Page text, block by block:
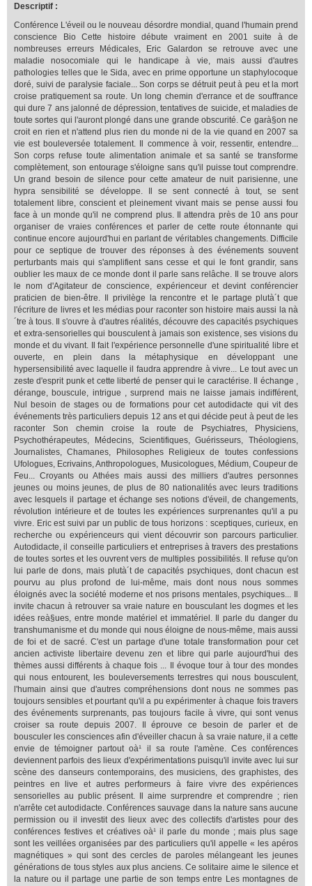
Descriptif :
Conférence L'éveil ou le nouveau désordre mondial, quand l'humain prend
conscience Bio Cette histoire débute vraiment en 2001 suite à de
nombreuses erreurs Médicales, Eric Galardon se retrouve avec une
maladie nosocomiale qui le handicape à vie, mais aussi d'autres
pathologies telles que le Sida, avec en prime opportune un staphylocoque
doré, suivi de paralysie faciale... Son corps se détruit peut à peu et la mort
croise pratiquement sa route. Un long chemin d'errance et de souffrance
qui dure 7 ans jalonné de dépression, tentatives de suicide, et maladies de
toute sortes qui l'auront plongé dans une grande obscurité. Ce garà§on ne
croit en rien et n'attend plus rien du monde ni de la vie quand en 2007 sa
vie est bouleversée totalement. Il commence à voir, ressentir, entendre...
Son corps refuse toute alimentation animale et sa santé se transforme
complètement, son entourage s'éloigne sans qu'il puisse tout comprendre.
Un grand besoin de silence pour cette amateur de nuit parisienne, une
hypra sensibilité se développe. Il se sent connecté à tout, se sent
totalement libre, conscient et pleinement vivant mais se pense aussi fou
face à un monde qu'il ne comprend plus. Il attendra près de 10 ans pour
organiser de vraies conférences et parler de cette route étonnante qui
continue encore aujourd'hui en parlant de véritables changements. Difficile
pour ce septique de trouver des réponses à des événements souvent
perturbants mais qui s'amplifient sans cesse et qui le font grandir, sans
oublier les maux de ce monde dont il parle sans relâche. Il se trouve alors
le nom d'Agitateur de conscience, expérienceur et devint conférencier
praticien de bien-être. Il privilège la rencontre et le partage plutà´t que
l'écriture de livres et les médias pour raconter son histoire mais aussi la nà
´tre à tous. Il s'ouvre à d'autres réalités, découvre des capacités psychiques
et extra-sensorielles qui bousculent à jamais son existence, ses visions du
monde et du vivant. Il fait l'expérience personnelle d'une spiritualité libre et
ouverte, en plein dans la métaphysique en développant une
hypersensibilité avec laquelle il faudra apprendre à vivre... Le tout avec un
zeste d'esprit punk et cette liberté de penser qui le caractérise. Il échange ,
dérange, bouscule, intrigue , surprend mais ne laisse jamais indifférent,
Nul besoin de stages ou de formations pour cet autodidacte qui vit des
événements très particuliers depuis 12 ans et qui décide peut à peut de les
raconter Son chemin croise la route de Psychiatres, Physiciens,
Psychothérapeutes, Médecins, Scientifiques, Guérisseurs, Théologiens,
Journalistes, Chamanes, Philosophes Religieux de toutes confessions
Ufologues, Ecrivains, Anthropologues, Musicologues, Médium, Coupeur de
Feu... Croyants ou Athées mais aussi des milliers d'autres personnes
jeunes ou moins jeunes, de plus de 80 nationalités avec leurs traditions
avec lesquels il partage et échange ses notions d'éveil, de changements,
révolution intérieure et de toutes les expériences surprenantes qu'il a pu
vivre. Eric est suivi par un public de tous horizons : sceptiques, curieux, en
recherche ou expérienceurs qui vient découvrir son parcours particulier.
Autodidacte, il conseille particuliers et entreprises à travers des prestations
de toutes sortes et les ouvrent vers de multiples possibilités. Il refuse qu'on
lui parle de dons, mais plutà´t de capacités psychiques, dont chacun est
pourvu au plus profond de lui-même, mais dont nous nous sommes
éloignés avec la société moderne et nos prisons mentales, psychiques... Il
invite chacun à retrouver sa vraie nature en bousculant les dogmes et les
idées reà§ues, entre monde matériel et immatériel. Il parle du danger du
transhumanisme et du monde qui nous éloigne de nous-même, mais aussi
de foi et de sacré. C'est un partage d'une totale transformation pour cet
ancien activiste libertaire devenu zen et libre qui parle aujourd'hui des
thèmes aussi différents à chaque fois ... Il évoque tour à tour des mondes
qui nous entourent, les bouleversements terrestres qui nous bousculent,
l'humain ainsi que d'autres compréhensions dont nous ne sommes pas
toujours sensibles et pourtant qu'il a pu expérimenter à chaque fois travers
des événements surprenants, pas toujours facile à vivre, qui sont venus
croiser sa route depuis 2007. Il éprouve ce besoin de parler et de
bousculer les consciences afin d'éveiller chacun à sa vraie nature, il a cette
envie de témoigner partout oà¹ il sa route l'amène. Ces conférences
deviennent parfois des lieux d'expérimentations puisqu'il invite avec lui sur
scène des danseurs contemporains, des musiciens, des graphistes, des
peintres en live et autres performeurs à faire vivre des expériences
sensorielles au public présent. Il aime surprendre et comprendre ; rien
n'arrête cet autodidacte. Conférences sauvage dans la nature sans aucune
permission ou il investit des lieux avec des collectifs d'artistes pour des
conférences festives et créatives oà¹ il parle du monde ; mais plus sage
sont les veillées organisées par des particuliers qu'il appelle « les apéros
magnétiques » qui sont des cercles de paroles mélangeant les jeunes
générations de tous styles aux plus anciens. Ce solitaire aime le silence et
la nature ou il partage une partie de son temps entre Les montagnes de